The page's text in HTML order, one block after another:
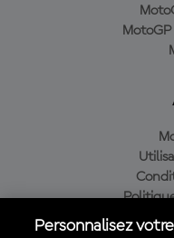
Personnalisez